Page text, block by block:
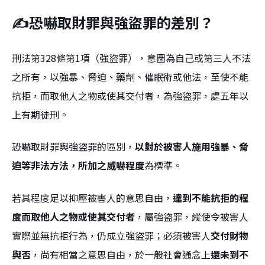
✍恐嚇取財罪與強盜罪的差別？
刑法第328條第1項（強盜罪），意圖為自己或第三人不法
之所有，以強暴、脅迫、藥劑、催眠術或他法，至使不能
抗拒，而取他人之物或使其交付者，為強盜罪，處五年以
上有期徒刑。
恐嚇取財罪與強盜罪的區別， 以對於被害人施用強暴、脅
迫等非法方法，所加之威嚇程度為標準。
若其程度足以抑壓被害人的意思自由， 達到不能抗拒的程
度而取他人之物或使其交付者 ，屬強盜罪，縱使令被害人
實際並無抗拒行為，仍成立強盜罪；必須被害人交付財物
與否 ，尚有相當之意思自由，於一般社會通念上還未到不